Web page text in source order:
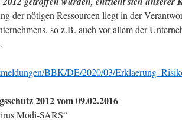
der nötigen Ressourcen liegt in der
so z.B. auch vor allem der
BBK/DE/2020/03/
2012 vom 09.02.2016
Mo­di-SARS“